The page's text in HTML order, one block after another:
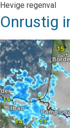
Hevige regenval
Onrustig